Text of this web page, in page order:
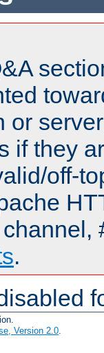
or
if they
off-
.
Version 2.0